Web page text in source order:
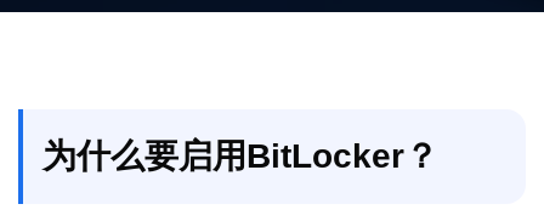
为什么要启用BitLocker？